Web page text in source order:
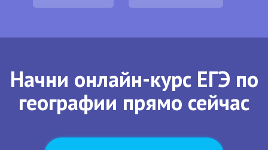
Начни онлайн-курс ЕГЭ по
географии прямо сейчас